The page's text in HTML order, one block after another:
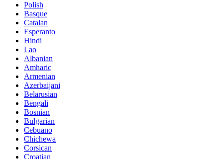
Polish
Basque
Catalan
Esperanto
Hindi
Lao
Albanian
Amharic
Armenian
Azerbaijani
Belarusian
Bengali
Bosnian
Bulgarian
Cebuano
Chichewa
Corsican
Croatian